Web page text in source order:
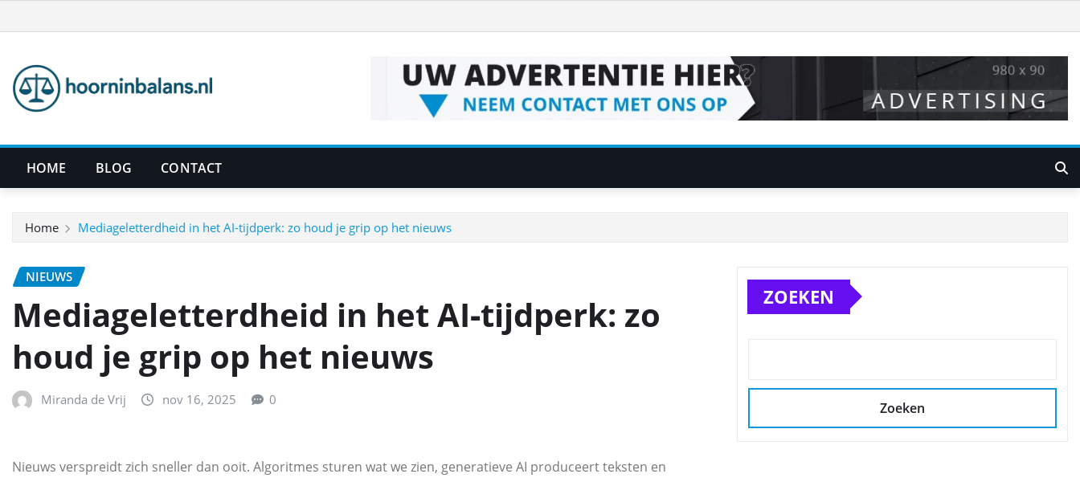
naar
inhoud
HOME BLOG CONTACT
Home Mediageletterdheid in het AI‑tijdperk: zo houd je grip op het nieuws
NIEUWS
Mediageletterdheid in het AI‑tijdperk: zo
houd je grip op het nieuws
Miranda de Vrij nov 16, 2025 0
Nieuws verspreidt zich sneller dan ooit. Algoritmes sturen wat we zien, generatieve AI produceert teksten en
ZOEKEN
Zoeken